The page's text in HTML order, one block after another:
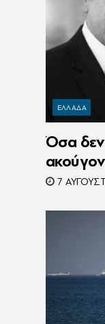
ΕΛΛΑΔΑ
Όσα δεν
7